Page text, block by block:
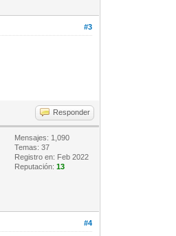
#3
Responder
Mensajes: 1,090
Temas: 37
Registro en: Feb 2022
Reputación:13
#4